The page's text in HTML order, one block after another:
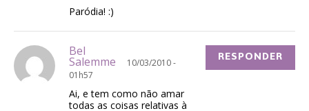
Paródia! :)
Bel
Salemme
10/03/2010 -
01h57
Ai, e tem como não amar
todas as coisas relativas à
RESPONDER